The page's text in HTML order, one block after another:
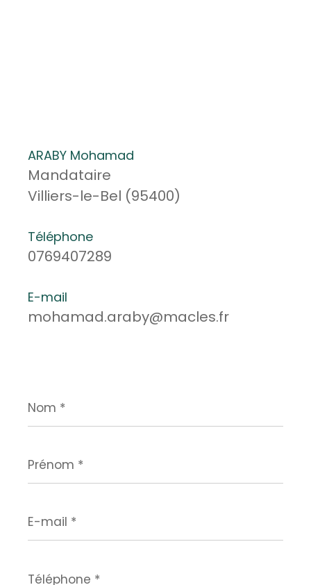
ARABY Mohamad
Mandataire
Villiers-le-Bel (95400)
Téléphone
0769407289
E-mail
mohamad.araby@macles.fr
*
*
mail
*
*